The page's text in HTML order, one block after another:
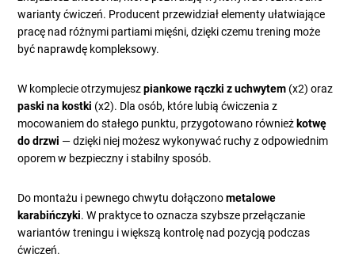
warianty ćwiczeń. Producent przewidział elementy ułatwiające
pracę nad różnymi partiami mięśni, dzięki czemu trening może
być naprawdę kompleksowy.
W komplecie otrzymujeszpiankowe rączki z uchwytem (x2) oraz
paski na kostki (x2). Dla osób, które lubią ćwiczenia z
mocowaniem do stałego punktu, przygotowano również kotwę
do drzwi — dzięki niej możesz wykonywać ruchy z odpowiednim
oporem w bezpieczny i stabilny sposób.
Do montażu i pewnego chwytu dołączonometalowe
karabińczyki. W praktyce to oznacza szybsze przełączanie
wariantów treningu i większą kontrolę nad pozycją podczas
ćwiczeń.